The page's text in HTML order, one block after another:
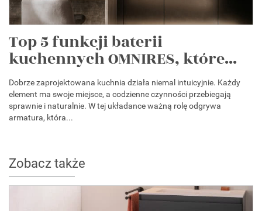
Top 5 funkcji baterii
kuchennych OMNIRES, które...
Dobrze zaprojektowana kuchnia działa niemal intuicyjnie. Każdy
element ma swoje miejsce, a codzienne czynności przebiegają
sprawnie i naturalnie. W tej układance ważną rolę odgrywa
armatura, która...
Zobacz także